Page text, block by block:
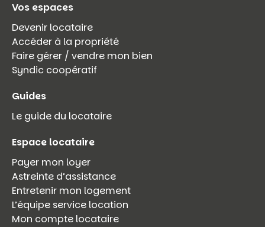
Vos espaces
Devenir locataire
Accéder à la propriété
Faire gérer / vendre mon bien
Syndic coopératif
Guides
Le guide du locataire
Espace locataire
Payer mon loyer
Astreinte d’assistance
Entretenir mon logement
L’équipe service location
Mon compte locataire